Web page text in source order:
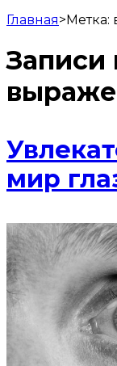
Главная>Метка:
Записи
мир